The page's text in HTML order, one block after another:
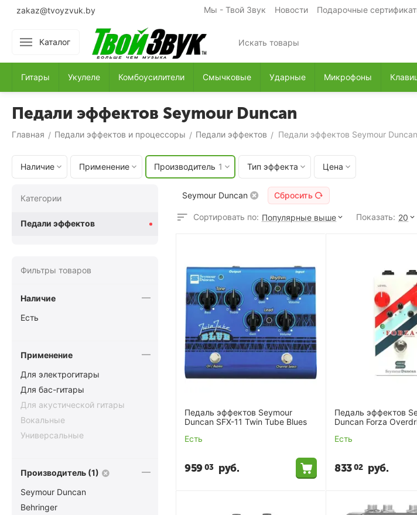
zakaz@tvoyzvuk.by Мы - Твой Звук Новости Подарочные
Каталог
Гитары Укулеле Комбоусилители Смычковые Ударные Микрофоны
Педали эффектов Seymour Duncan
Главная / Педали эффектов и процессоры / Педали эффектов / Педали эффектов Seymour Duncan
Наличие Применение Производитель 1 Тип эффекта Цена
Seymour Duncan Сбросить
Сортировать по: Популярные выше Показать: 20
Педаль эффектов Seymour
Duncan SFX-11 Twin Tube Blues
Есть
95903 руб.
Педаль эффектов
Duncan Forza
Есть
83302 руб.
Категории
Педали эффектов
Фильтры товаров
Наличие
Есть
Применение
Для электрогитары
Для бас-гитары
Для акустической гитары
Вокальные
Универсальные
Производитель (1)
Seymour Duncan
Behringer